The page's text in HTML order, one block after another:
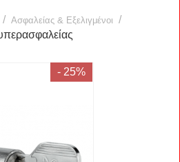
/ Ασφαλείας & Εξελιγμένοι /
- 25%